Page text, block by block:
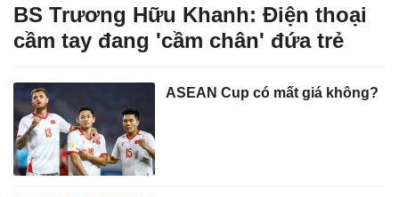
BS Trương Hữu Khanh: Điện thoại
cầm tay đang 'cầm chân' đứa trẻ
ASEAN Cup có mất giá không?